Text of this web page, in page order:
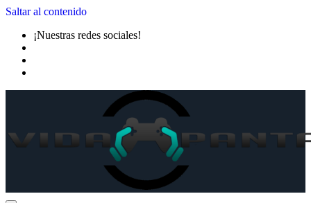
Saltar al contenido
¡Nuestras redes sociales!